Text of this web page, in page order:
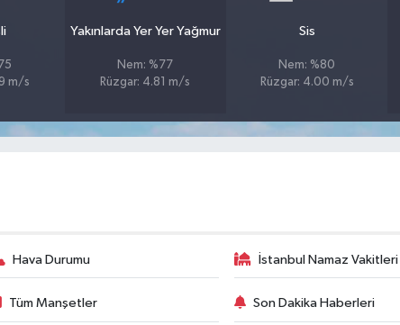
m/s
Yakınlarda Yer Yer Yağmur
Nem: %77
Rüzgar: 4.81 m/s
Sis
Nem: %80
Rüzgar: 4.00 m/s
Hava Durumu İstanbul Namaz Vakitleri
Tüm Manşetler Son Dakika Haberleri